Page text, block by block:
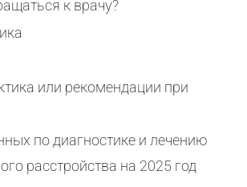
к врачу?
или рекомендации при
по диагностике и лечению
расстройства на 2025 год